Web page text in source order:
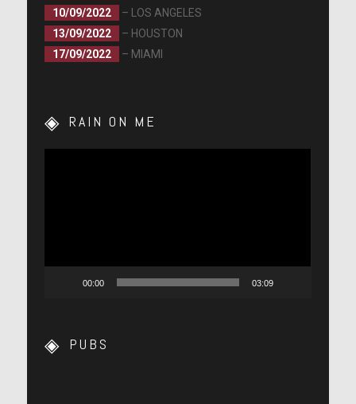
10/09/2022
– LOS ANGELES
13/09/2022
– HOUSTON
17/09/2022
– MIAMI
RAIN ON ME
00:00 03:09
PUBS